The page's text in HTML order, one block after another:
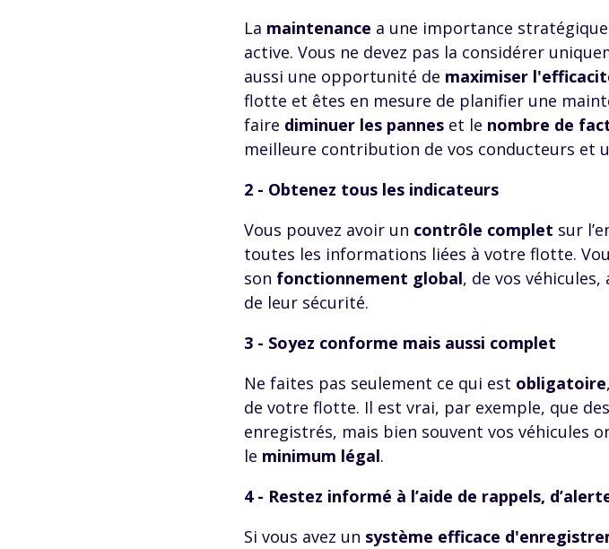
La maintenance a une importance
active. Vous ne devez pas la considérer
aussi une opportunité de maximiser
flotte et êtes en mesure de planifier une
faire diminuer les pannes et le nombre de
meilleure contribution de vos conducteurs et
2 - Obtenez tous les indicateurs
Vous pouvez avoir un contrôle complet sur
toutes les informations liées à votre flotte.
son fonctionnement global, de vos
de leur sécurité.
3 - Soyez conforme mais aussi complet
Ne faites pas seulement ce qui est obligatoire
de votre flotte. Il est vrai, par exemple, que
enregistrés, mais bien souvent vos véhicules
le minimum légal.
4 - Restez informé à l’aide de rappels,
Si vous avez un système efficace